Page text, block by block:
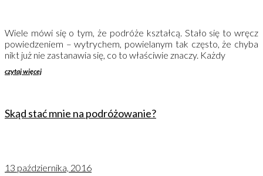
Wiele mówi się o tym, że podróże kształcą. Stało się to wręcz
powiedzeniem – wytrychem, powielanym tak często, że chyba
nikt już nie zastanawia się, co to właściwie znaczy. Każdy
czytaj więcej
Skąd stać mnie na podróżowanie?
13 października, 2016